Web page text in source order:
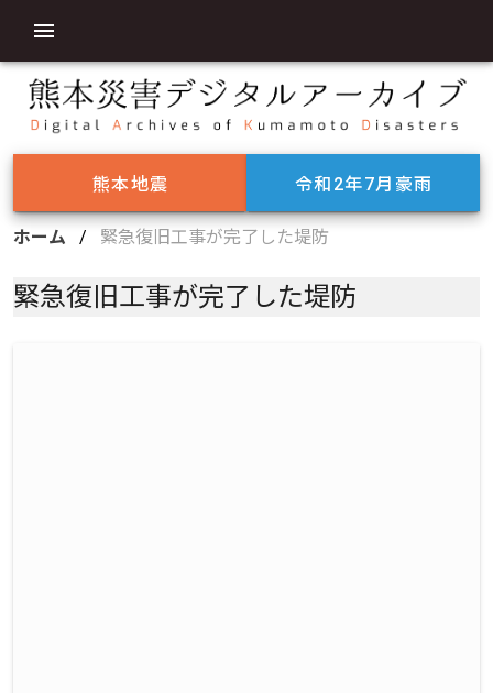
熊本地震 令和2年7月豪雨
ホーム / 緊急復旧工事が完了した堤防
緊急復旧工事が完了した堤防